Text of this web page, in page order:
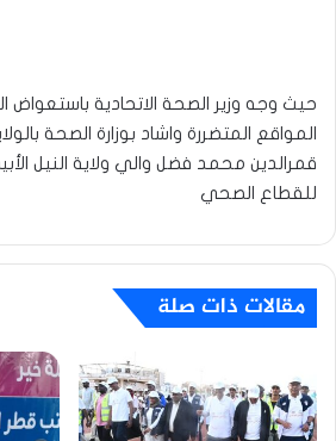
حيث وجه وزير الصحة الاتحادية باستعواض
المواقع المتضررة واشاد بوزارة الصحة
قمرالدين محمد فضل والي ولاية النيل
للقطاع الصحي
مقالات ذات صلة